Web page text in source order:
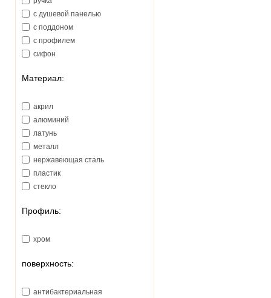
с душевой панелью
с поддоном
с профилем
сифон
Материал:
акрил
алюминий
латунь
металл
нержавеющая сталь
пластик
стекло
Профиль:
хром
поверхность:
антибактериальная